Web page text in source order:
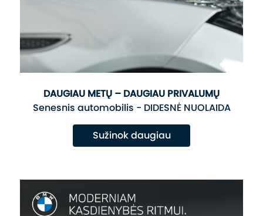
DAUGIAU METŲ – DAUGIAU PRIVALUMŲ
Senesnis automobilis - DIDESNĖ NUOLAIDA
Sužinok daugiau